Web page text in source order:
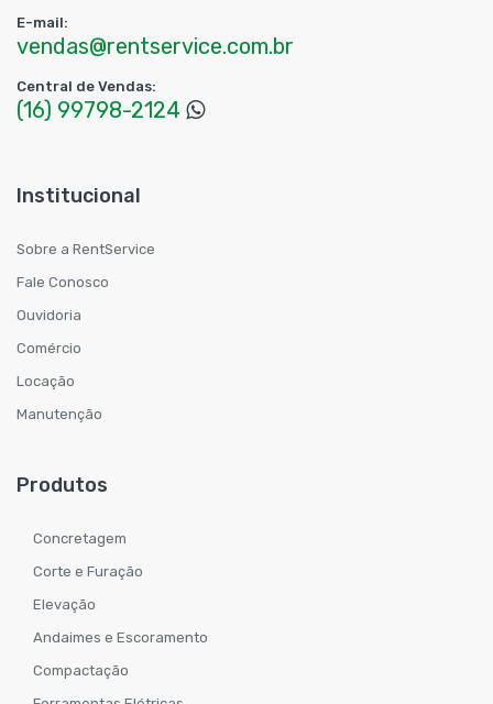
E-mail:
vendas@rentservice.com.br
Central de Vendas:
(16) 99798-2124
Institucional
Sobre a RentService
Fale Conosco
Ouvidoria
Comércio
Locação
Manutenção
Produtos
Concretagem
Corte e Furação
Elevação
Andaimes e Escoramento
Compactação